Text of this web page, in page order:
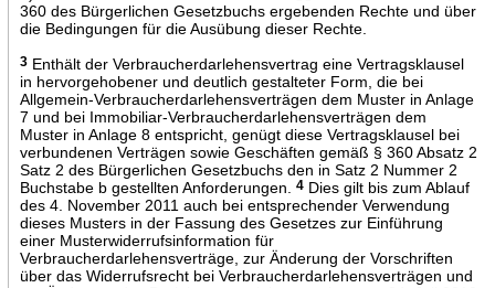
360 des Bürgerlichen Gesetzbuchs ergebenden Rechte und über
die Bedingungen für die Ausübung dieser Rechte.
3Enthält der Verbraucherdarlehensvertrag eine Vertragsklausel
in hervorgehobener und deutlich gestalteter Form, die bei
Allgemein-Verbraucherdarlehensverträgen dem Muster in Anlage
7 und bei Immobiliar-Verbraucherdarlehensverträgen dem
Muster in Anlage 8 entspricht, genügt diese Vertragsklausel bei
verbundenen Verträgen sowie Geschäften gemäß § 360 Absatz 2
Satz 2 des Bürgerlichen Gesetzbuchs den in Satz 2 Nummer 2
Buchstabe b gestellten Anforderungen.
4Dies gilt bis zum Ablauf
des 4. November 2011 auch bei entsprechender Verwendung
dieses Musters in der Fassung des Gesetzes zur Einführung
einer Musterwiderrufsinformation für
Verbraucherdarlehensverträge, zur Änderung der Vorschriften
über das Widerrufsrecht bei Verbraucherdarlehensverträgen und